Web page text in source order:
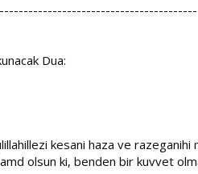
Dua:
kesani haza ve
olsun ki, benden bir kuvvet